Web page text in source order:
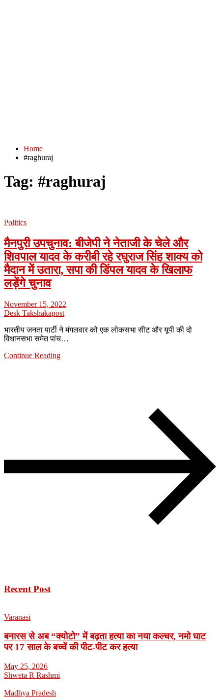
Home
#raghuraj
Tag: #raghuraj
Politics
मैनपुरी उपचुनाव: बीजेपी ने नेताजी के चेले और
शिवपाल यादव के करीबी रहे रघुराज सिंह शाक्य को
मैदान में उतारा, सपा की डिंपल यादव के खिलाफ
लड़ेंगे चुनाव
November 15, 2022
Desk Takshakapost
भारतीय जनता पार्टी ने मंगलवार को एक लोकसभा सीट और यूपी की दो
विधानसभा समेत पांच…
Continue Reading
Recent Post
Varanasi
बनारस से अब “क्योटो” में बढ़ता हत्या का नया कल्चर, नमो घाट
पर 17 साल के बच्चें की पीट-पीट कर हत्या
May 25, 2026
Shweta R Rashmi
Madhya Pradesh